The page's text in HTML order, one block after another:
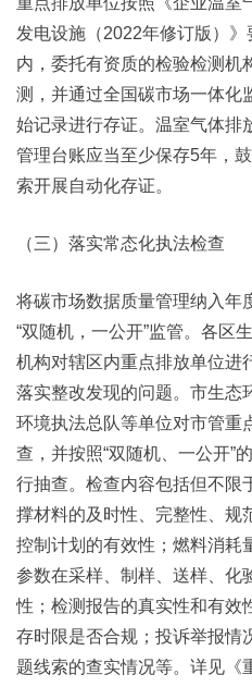
发电设施（2022年修订版）
内，委托有资质的检验检测机
测，并通过全国碳市场一体化
始记录进行存证。温室气体排
管理台账应当至少保存5年，
索开展自动化存证。
（三）落实常态化执法检查
将碳市场数据质量管理纳入年
“双随机，一公开”监管。各区
机构对辖区内重点排放单位进
落实整改发现的问题。市生态
环境执法总队等单位对市管重
查，并按照“双随机、一公开”
行抽查。检查内容包括但不限
撑材料的及时性、完整性、规
控制计划的有效性；燃料消耗
参数在采样、制样、送样、化
性；检测报告的真实性和有效
存时限是否合规；投诉举报情
题线索的查实情况等。详见《